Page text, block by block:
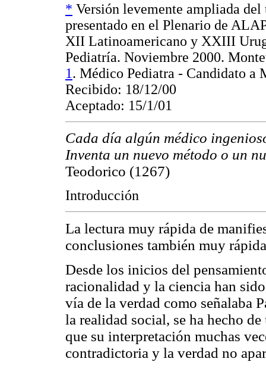
* Versión levemente ampliada del
presentado en el Plenario de
XII Latinoamericano y XXIII
Pediatría. Noviembre 2000.
1. Médico Pediatra - Candidato a
Recibido: 18/12/00
Aceptado: 15/1/01
Cada día algún médico
Inventa un nuevo método o un
Teodorico (1267)
Introducción
La lectura muy rápida de
conclusiones también muy
Desde los inicios del
racionalidad y la ciencia han
vía de la verdad como señalaba
la realidad social, se ha hecho
que su interpretación muchas
contradictoria y la verdad no